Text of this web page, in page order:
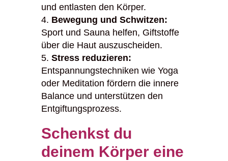
und entlasten den Körper.
Bewegung und Schwitzen:
Sport und Sauna helfen, Giftstoffe
über die Haut auszuscheiden.
Stress reduzieren:
Entspannungstechniken wie Yoga
oder Meditation fördern die innere
Balance und unterstützen den
Entgiftungsprozess.
Schenkst du
deinem Körper eine